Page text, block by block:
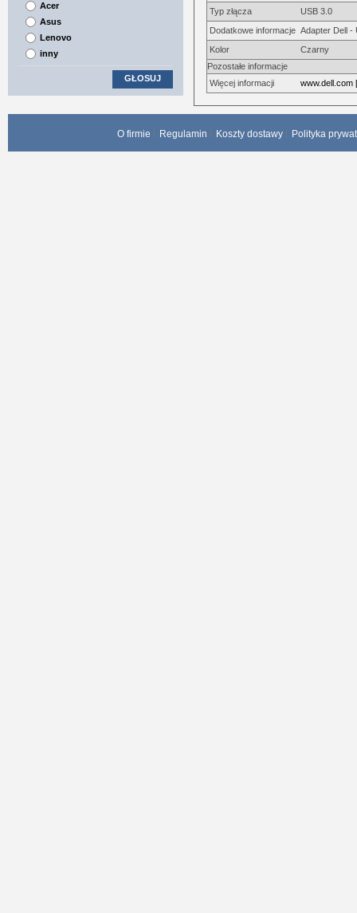
Typ złącza
USB 3.0
Dodatkowe informacje Adapter Dell -
Kolor
Czarny
Pozostałe informacje
Więcej informacji
www.dell.com
Acer
Asus
Lenovo
inny
GŁOSUJ
O firmie Regulamin Koszty dostawy Polityka